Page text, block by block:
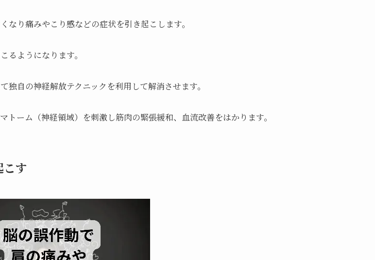
り痛みやこり感などの症状を引き起こします。
るようになります。
自の神経解放テクニックを利用して解消させます。
ーム（神経領域）を刺激し筋肉の緊張緩和、血流改善をはかります。
す